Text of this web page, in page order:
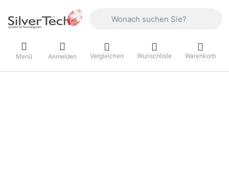
Menü Anmelden Vergleichen Wunschliste Warenkorb